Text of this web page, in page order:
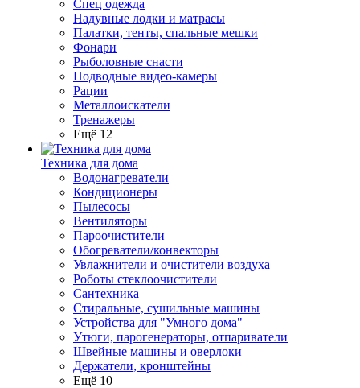
Спец одежда
Надувные лодки и матрасы
Палатки, тенты, спальные мешки
Фонари
Рыболовные снасти
Подводные видео-камеры
Рации
Металлоискатели
Тренажеры
Ещё 12
Техника для дома
Водонагреватели
Кондиционеры
Пылесосы
Вентиляторы
Пароочистители
Обогреватели/конвекторы
Увлажнители и очистители воздуха
Роботы стеклоочистители
Сантехника
Стиральные, сушильные машины
Устройства для "Умного дома"
Утюги, парогенераторы, отпариватели
Швейные машины и оверлоки
Держатели, кронштейны
Ещё 10